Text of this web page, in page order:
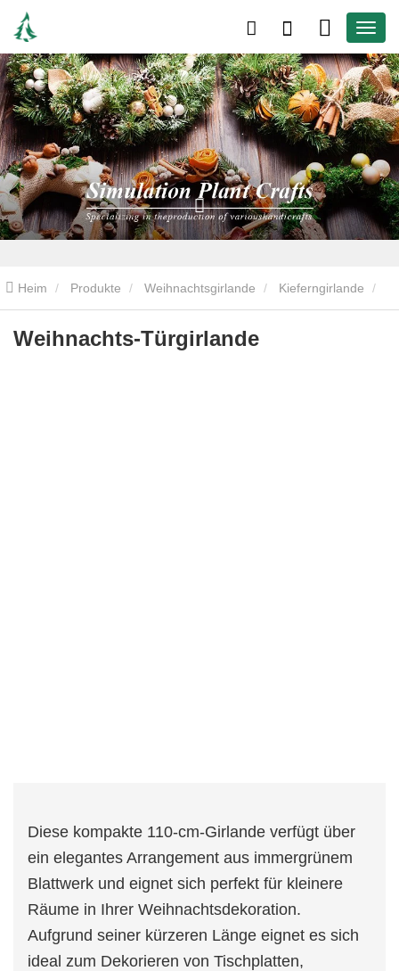
Heim Produkte Weihnachtsgirlande Kieferngirlande
Weihnachts-Türgirlande
Weihnachts-Türgirlande
Diese kompakte 110-cm-Girlande verfügt über
ein elegantes Arrangement aus immergrünem
Blattwerk und eignet sich perfekt für kleinere
Räume in Ihrer Weihnachtsdekoration.
Aufgrund seiner kürzeren Länge eignet es sich
ideal zum Dekorieren von Tischplatten,